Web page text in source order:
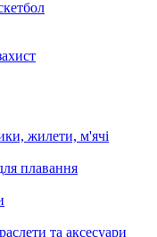
жилети, м'ячі
плавання
та аксесуари